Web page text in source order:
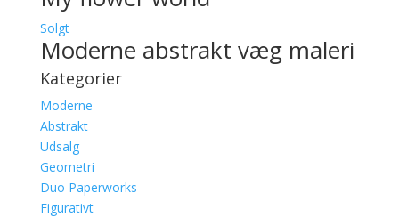
Solgt
Moderne abstrakt væg maleri
Kategorier
Moderne
Abstrakt
Udsalg
Geometri
Duo Paperworks
Figurativt